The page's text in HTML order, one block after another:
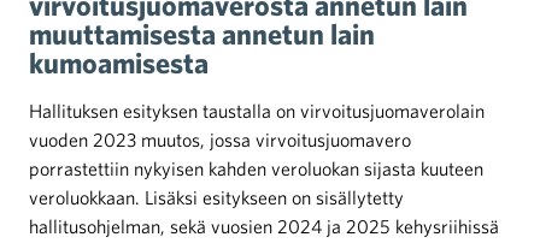
muuttamisesta annetun lain
kumoamisesta
Hallituksen esityksen taustalla on virvoitusjuomaverolain
vuoden 2023 muutos, jossa virvoitusjuomavero
porrastettiin nykyisen kahden veroluokan sijasta kuuteen
veroluokkaan. Lisäksi esitykseen on sisällytetty
hallitusohjelman, sekä vuosien 2024 ja 2025 kehysriihissä